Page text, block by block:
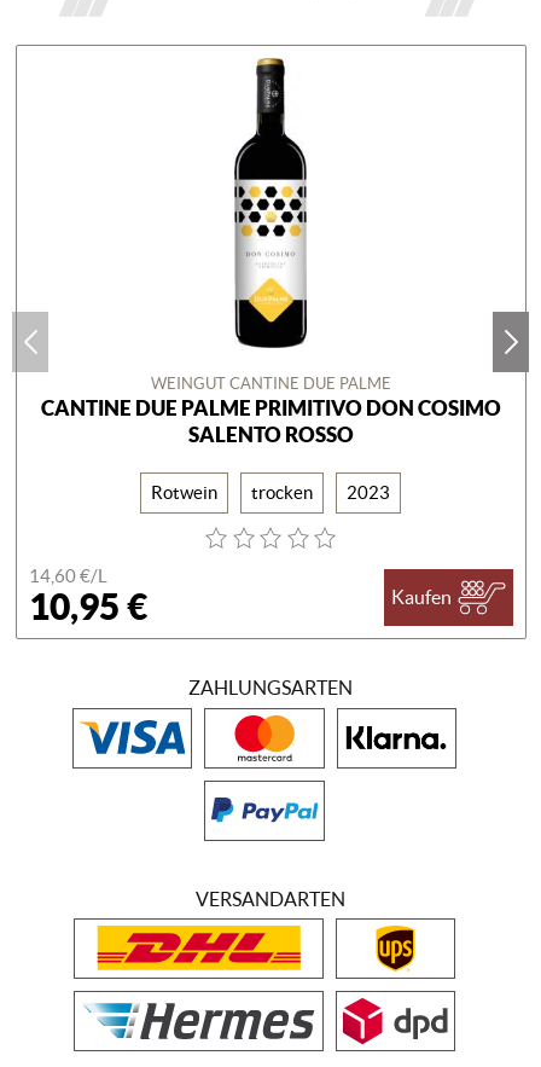
WEINGUT CANTINE DUE PALME
CANTINE DUE PALME PRIMITIVO DON COSIMO
SALENTO ROSSO
Rotwein trocken 2023
14,60 €/L
10,95 € Kaufen
ZAHLUNGSARTEN
VERSANDARTEN